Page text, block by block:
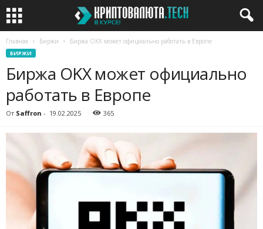
Главная Биржи Биржа OKX может официально работать в Европе
БИРЖИ
Биржа OKX может официально
работать в Европе
От Saffron - 19.02.2025 365